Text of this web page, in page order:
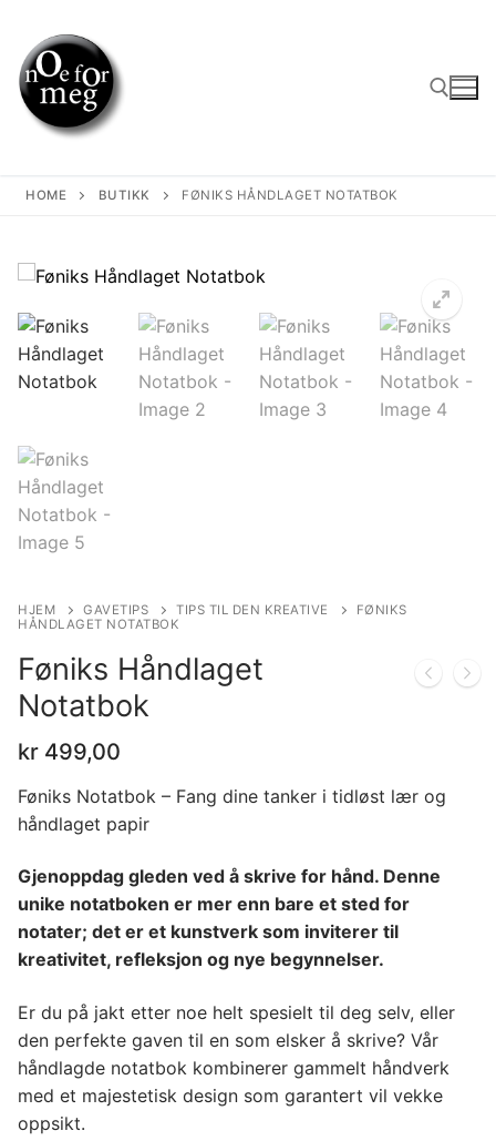
content
HOME BUTIKK FØNIKS HÅNDLAGET NOTATBOK
HJEM GAVETIPS TIPS TIL DEN KREATIVE
FØNIKS
HÅNDLAGET NOTATBOK
Føniks Håndlaget
Notatbok
kr 499,00
Føniks Notatbok – Fang dine tanker i tidløst lær og
håndlaget papir
Gjenoppdag gleden ved å skrive for hånd. Denne
unike notatboken er mer enn bare et sted for
notater; det er et kunstverk som inviterer til
kreativitet, refleksjon og nye begynnelser.
Er du på jakt etter noe helt spesielt til deg selv, eller
den perfekte gaven til en som elsker å skrive? Vår
håndlagde notatbok kombinerer gammelt håndverk
med et majestetisk design som garantert vil vekke
oppsikt.